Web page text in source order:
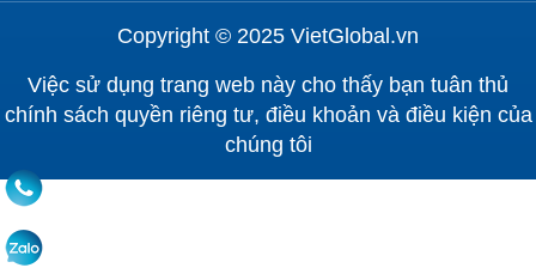
đại, chất lượng quốc tế và dịch vụ chuyên nghiệp,
chúng tôi giúp bạn tạo không gian giải trí thu hút. Gọi
ngay0925.070.666để nhận tư vấn và báo giá ưu
Copyright © 2025 VietGlobal.vn
Việc sử dụng trang web này cho thấy bạn tuân thủ
chính sách quyền riêng tư, điều khoản và điều kiện của
chúng tôi